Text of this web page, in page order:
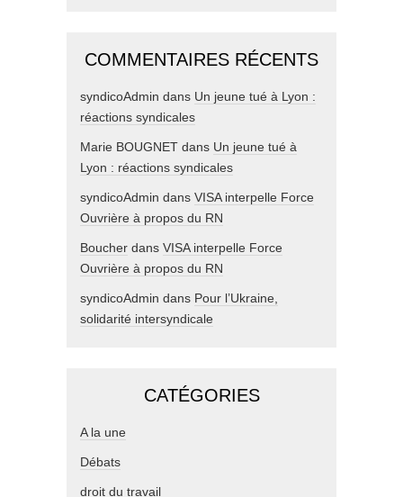
COMMENTAIRES RÉCENTS
syndicoAdmin dans Un jeune tué à Lyon :
réactions syndicales
Marie BOUGNET dans Un jeune tué à
Lyon : réactions syndicales
syndicoAdmin dans VISA interpelle Force
Ouvrière à propos du RN
Boucher dans VISA interpelle Force
Ouvrière à propos du RN
syndicoAdmin dans Pour l’Ukraine,
solidarité intersyndicale
CATÉGORIES
A la une
Débats
droit du travail